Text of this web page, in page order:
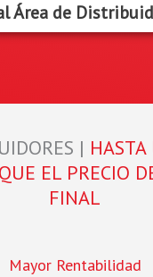
Área de
|
EL PRECIO
FINAL
Mayor Rentabilidad